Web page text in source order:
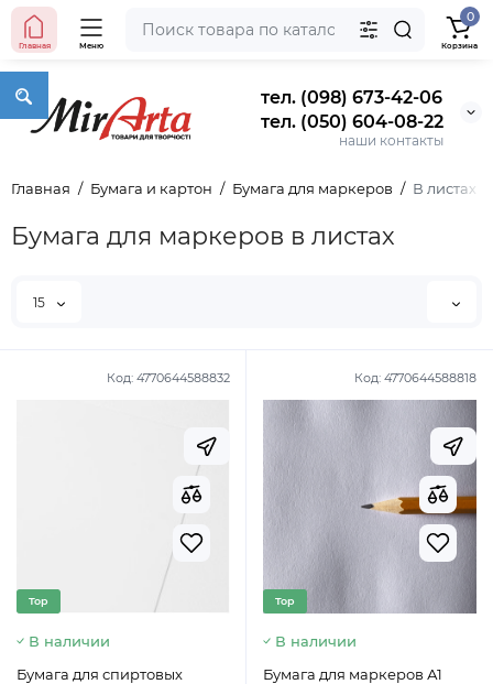
тел. (098) 673-42-06
тел. (050) 604-08-22
наши контакты
Главная Меню
0
Корзина
Главная Бумага и картон Бумага для маркеров В листах
Бумага для маркеров в листах
15
Код: 4770644588832
Top
В наличии
Бумага для спиртовых
Код: 4770644588818
Top
В наличии
Бумага для маркеров А1